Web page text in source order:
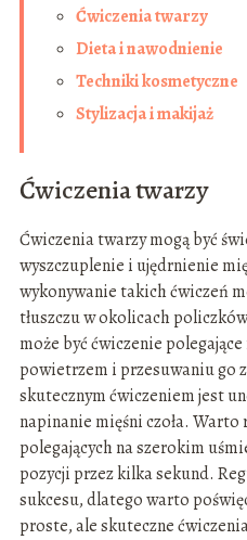
Ćwiczenia twarzy
Dieta i nawodnienie
Techniki kosmetyczne
Stylizacja i makijaż
Ćwiczenia twarzy
Ćwiczenia twarzy mogą być
wyszczuplenie i ujędrnienie
wykonywanie takich ćwiczeń
tłuszczu w okolicach
może być ćwiczenie
powietrzem i przesuwaniu go
skutecznym ćwiczeniem jest
napinanie mięśni czoła.
polegających na szerokim
pozycji przez kilka sekund.
sukcesu, dlatego warto
proste, ale skuteczne